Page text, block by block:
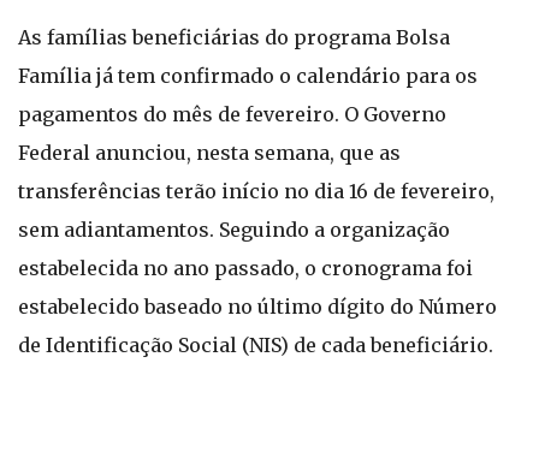
As famílias beneficiárias do programa Bolsa
Família já tem confirmado o calendário para os
pagamentos do mês de fevereiro. O Governo
Federal anunciou, nesta semana, que as
transferências terão início no dia 16 de fevereiro,
sem adiantamentos. Seguindo a organização
estabelecida no ano passado, o cronograma foi
estabelecido baseado no último dígito do Número
de Identificação Social (NIS) de cada beneficiário.